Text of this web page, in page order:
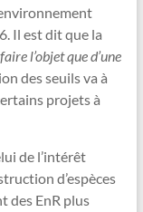
Il est dit que la
l’objet que d’une
des seuils va à
projets à
de l’intérêt
d’espèces
des EnR plus